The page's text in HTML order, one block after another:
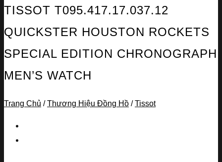
TISSOT T095.417.17.037.12
QUICKSTER HOUSTON ROCKETS
SPECIAL EDITION CHRONOGRAPH
MEN’S WATCH
Trang Chủ / Thương Hiệu Đồng Hồ / Tissot